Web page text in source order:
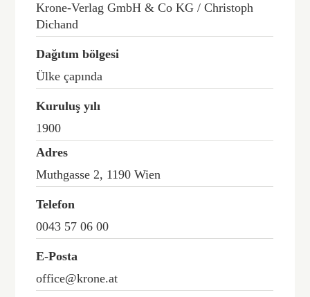
Krone-Verlag GmbH & Co KG / Christoph
Dichand
Dağıtım bölgesi
Ülke çapında
Kuruluş yılı
1900
Adres
Muthgasse 2, 1190 Wien
Telefon
0043 57 06 00
E-Posta
office@krone.at